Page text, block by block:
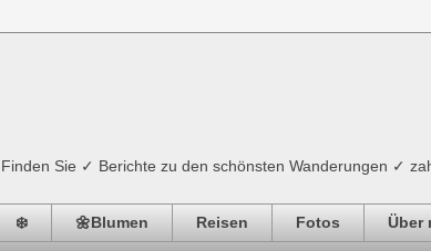
Sie ✓ Berichte zu den schönsten Wanderungen ✓
❄️ 🌼Blumen Reisen Fotos Über